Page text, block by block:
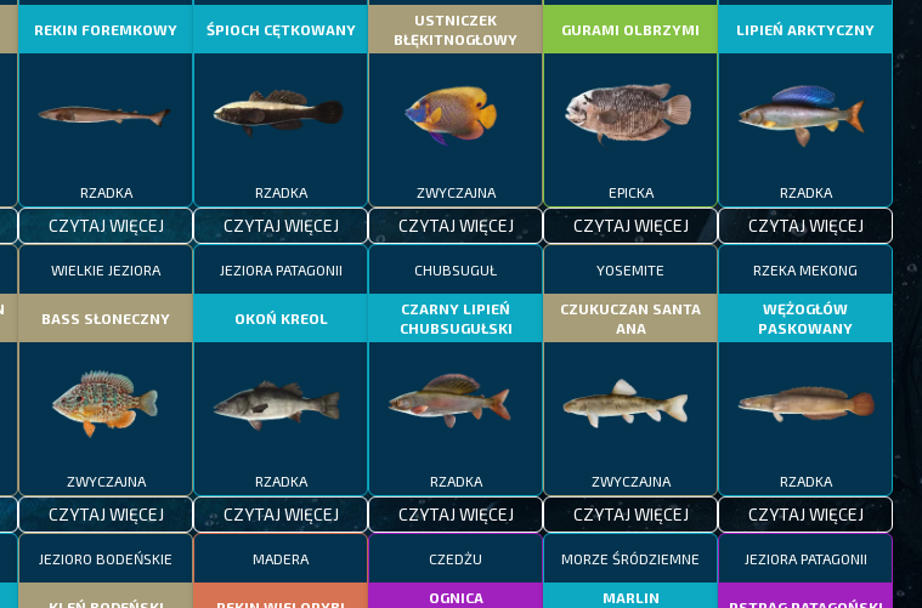
REKIN FOREMKOWY
RZADKA
CZYTAJ WIĘCEJ
ŚPIOCH CĘTKOWANY
RZADKA
CZYTAJ WIĘCEJ
USTNICZEK
BŁĘKITNOGŁOWY
ZWYCZAJNA
CZYTAJ WIĘCEJ
GURAMI OLBRZYMI
EPICKA
CZYTAJ WIĘCEJ
LIPIEŃ ARKTYCZNY
RZADKA
CZYTAJ WIĘCEJ
WIELKIE JEZIORA
BASS SŁONECZNY
ZWYCZAJNA
CZYTAJ WIĘCEJ
JEZIORA PATAGONII
OKOŃ KREOL
RZADKA
CZYTAJ WIĘCEJ
CHUBSUGUŁ
CZARNY LIPIEŃ
CHUBSUGUŁSKI
RZADKA
CZYTAJ WIĘCEJ
YOSEMITE
CZUKUCZAN SANTA
ANA
ZWYCZAJNA
CZYTAJ WIĘCEJ
RZEKA MEKONG
WĘŻOGŁÓW
PASKOWANY
RZADKA
CZYTAJ WIĘCEJ
JEZIORO BODEŃSKIE MADERA CZEDŻU
OGNICA
MORZE ŚRÓDZIEMNE
MARLIN
JEZIORA PATAGONII